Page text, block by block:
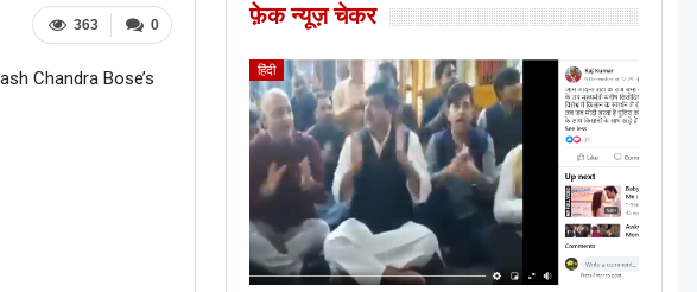
0
363
Chandra Bose’s
फ़ेक न्यूज़ चेकर
हिंदी